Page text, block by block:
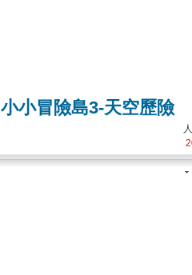
小小冒險島3-天空歷險